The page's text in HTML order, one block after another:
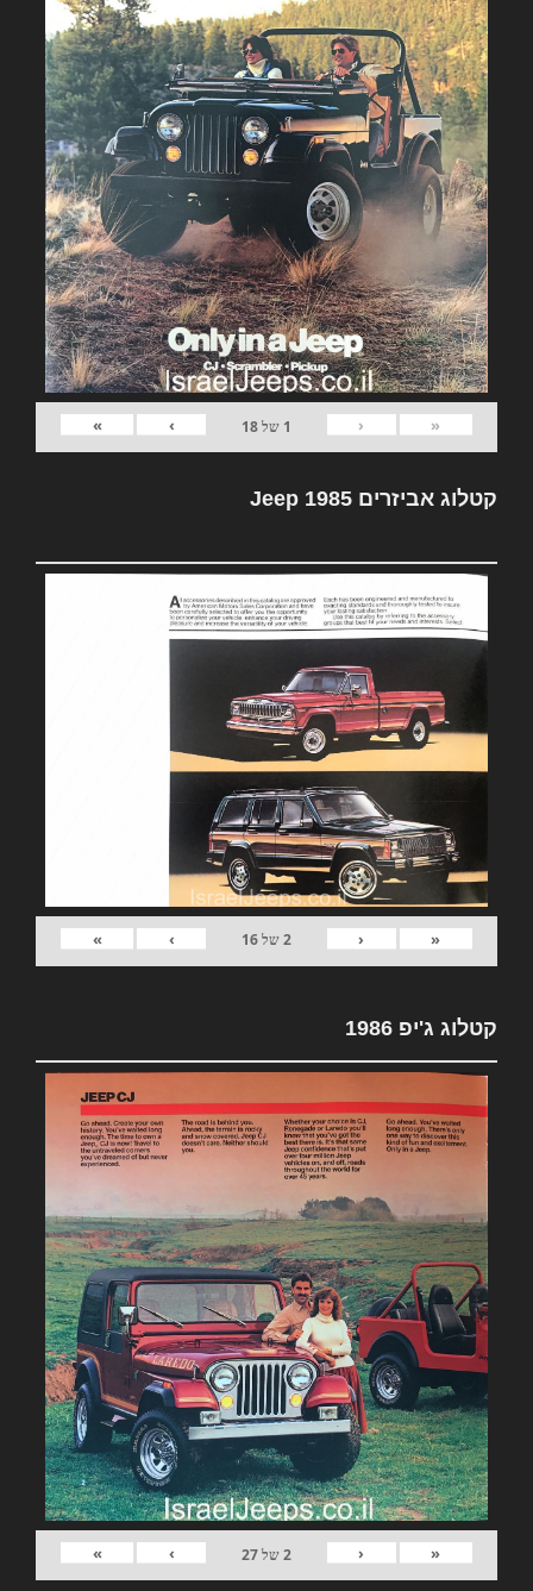
«
‹
1 של18
›
»
קטלוג אביזרים Jeep 1985
«
‹
2של16
›
»
קטלוג ג'יפ 1986
«
‹
2של27
›
»